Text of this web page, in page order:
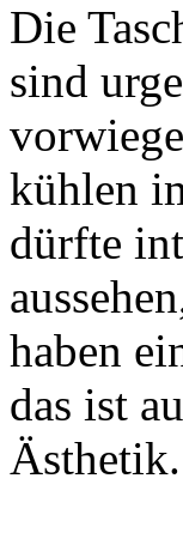
Die
sind
kühlen
dürfte
haben
das ist
Ästhetik.